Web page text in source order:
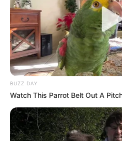
EMERGENCIAS POR
FUERTES LLUVIAS
LIGA BETPLAY
METRO
CORTES DE LUZ
FENÓMENO DEL NIÑO
BUZZ DAY
Watch This Parrot Belt Out A